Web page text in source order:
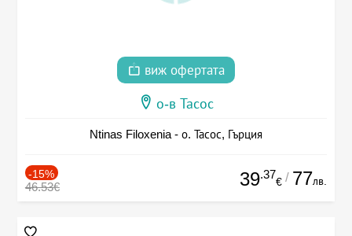
виж офертата
о-в Тасос
Ntinas Filoxenia - о. Тасос, Гърция
-15%
46.53€ 39.37
€ / 77лв.